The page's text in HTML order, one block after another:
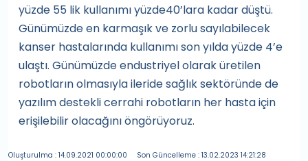
yüzde 55 lik kullanımı yüzde40’lara kadar düştü.
Günümüzde en karmaşık ve zorlu sayılabilecek
kanser hastalarında kullanımı son yılda yüzde 4’e
ulaştı. Günümüzde endustriyel olarak üretilen
robotların olmasıyla ileride sağlık sektöründe de
yazılım destekli cerrahi robotların her hasta için
erişilebilir olacağını öngörüyoruz.
Oluşturulma : 14.09.2021 00:00:00
Son Güncelleme : 13.02.2023 14:21:28